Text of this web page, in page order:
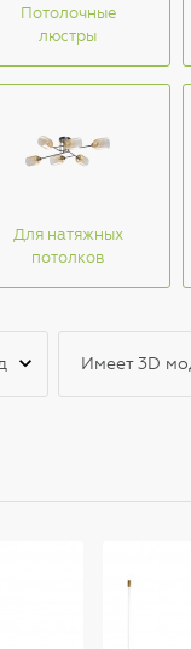
Потолочные
люстры
Для натяжных
потолков
Имеет 3D